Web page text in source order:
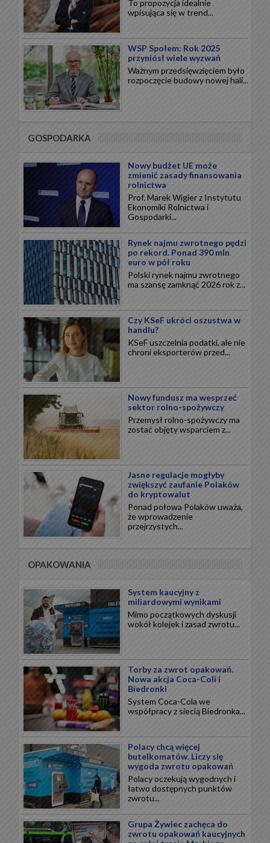
To propozycja idealnie
wpisująca się w trend...
WSP Społem: Rok 2025
przyniósł wiele wyzwań
Ważnym przedsięwzięciem było
rozpoczęcie budowy nowej hali...
GOSPODARKA
Nowy budżet UE może
zmienić zasady finansowania
rolnictwa
Prof. Marek Wigier z Instytutu
Ekonomiki Rolnictwa i
Gospodarki...
Rynek najmu zwrotnego pędzi
po rekord. Ponad 390 mln
euro w pół roku
Polski rynek najmu zwrotnego
ma szansę zamknąć 2026 rok z...
Czy KSeF ukróci oszustwa w
handlu?
KSeF uszczelnia podatki, ale nie
chroni eksporterów przed...
Nowy fundusz ma wesprzeć
sektor rolno-spożywczy
Przemysł rolno-spożywczy ma
zostać objęty wsparciem z...
Jasne regulacje mogłyby
zwiększyć zaufanie Polaków
do kryptowalut
Ponad połowa Polaków uważa,
że wprowadzenie
przejrzystych...
OPAKOWANIA
System kaucyjny z
miliardowymi wynikami
Mimo początkowych dyskusji
wokół kolejek i zasad zwrotu...
Torby za zwrot opakowań.
Nowa akcja Coca-Coli i
Biedronki
System Coca-Cola we
współpracy z siecią Biedronka...
Polacy chcą więcej
butelkomatów. Liczy się
wygoda zwrotu opakowań
Polacy oczekują wygodnych i
łatwo dostępnych punktów
zwrotu...
Grupa Żywiec zachęca do
zwrotu opakowań kaucyjnych